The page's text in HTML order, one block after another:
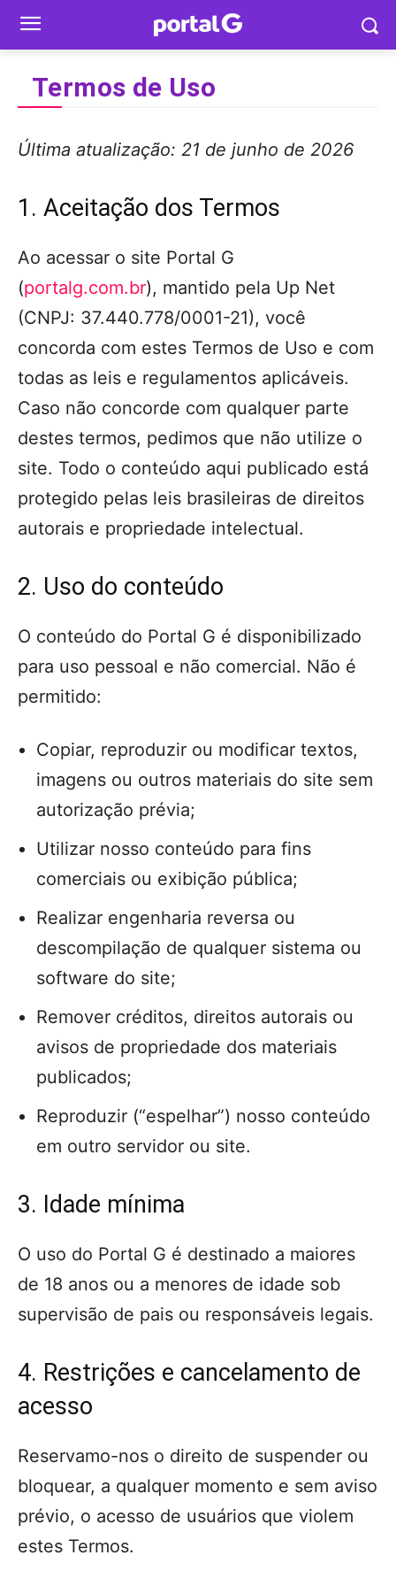
Termos de Uso
Última atualização: 21 de junho de 2026
1. Aceitação dos Termos
Ao acessar o site Portal G
(portalg.com.br), mantido pela Up Net
(CNPJ: 37.440.778/0001-21), você
concorda com estes Termos de Uso e com
todas as leis e regulamentos aplicáveis.
Caso não concorde com qualquer parte
destes termos, pedimos que não utilize o
site. Todo o conteúdo aqui publicado está
protegido pelas leis brasileiras de direitos
autorais e propriedade intelectual.
2. Uso do conteúdo
O conteúdo do Portal G é disponibilizado
para uso pessoal e não comercial. Não é
permitido:
Copiar, reproduzir ou modificar textos,
imagens ou outros materiais do site sem
autorização prévia;
Utilizar nosso conteúdo para fins
comerciais ou exibição pública;
Realizar engenharia reversa ou
descompilação de qualquer sistema ou
software do site;
Remover créditos, direitos autorais ou
avisos de propriedade dos materiais
publicados;
Reproduzir (“espelhar”) nosso conteúdo
em outro servidor ou site.
3. Idade mínima
O uso do Portal G é destinado a maiores
de 18 anos ou a menores de idade sob
supervisão de pais ou responsáveis legais.
4. Restrições e cancelamento de
acesso
Reservamo-nos o direito de suspender ou
bloquear, a qualquer momento e sem aviso
prévio, o acesso de usuários que violem
estes Termos.